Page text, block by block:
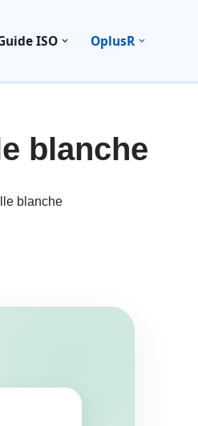
ISO OplusR
blanche
blanche